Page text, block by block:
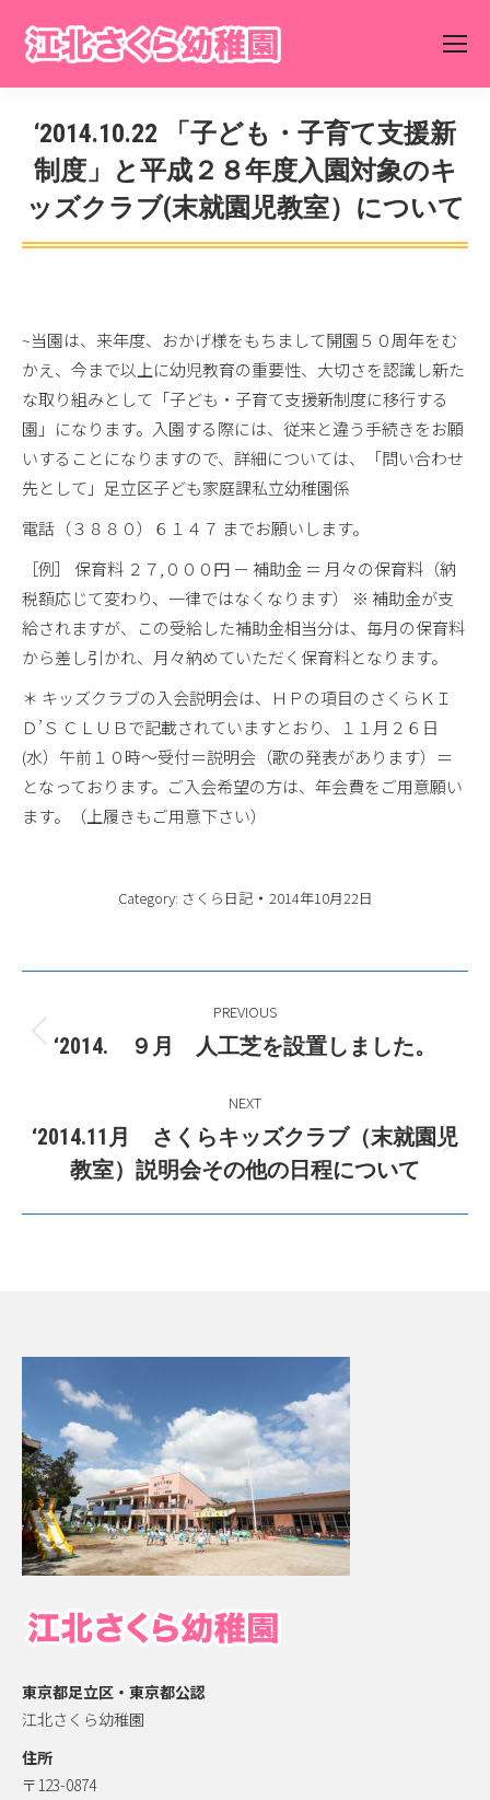
‘2014.10.22 「子ども・子育て支援新
制度」と平成２８年度入園対象のキ
ッズクラブ(末就園児教室）について
You are here:
~当園は、来年度、おかげ様をもちまして開園５０周年をむ
かえ、今まで以上に幼児教育の重要性、大切さを認識し新た
な取り組みとして「子ども・子育て支援新制度に移行する
園」になります。入園する際には、従来と違う手続きをお願
いすることになりますので、詳細については、「問い合わせ
先として」足立区子ども家庭課私立幼稚園係
電話（３８８０）６１４７ までお願いします。
［例］ 保育料 ２７,０００円 － 補助金 ＝ 月々の保育料（納
税額応じて変わり、一律ではなくなります） ※ 補助金が支
給されますが、この受給した補助金相当分は、毎月の保育料
から差し引かれ、月々納めていただく保育料となります。
＊ キッズクラブの入会説明会は、ＨＰの項目のさくらＫＩ
Ｄ’Ｓ ＣＬＵＢで記載されていますとおり、１１月２６日
(水）午前１０時～受付＝説明会（歌の発表があります）＝
となっております。ご入会希望の方は、年会費をご用意願い
ます。（上履きもご用意下さい）
Category: さくら日記 2014年10月22日
navigation
PREVIOUS
Previous
‘2014. ９月 人工芝を設置しました。
NEXT
Next
post:
‘2014.11月 さくらキッズクラブ（末就園児
教室）説明会その他の日程について
東京都足立区・東京都公認
江北さくら幼稚園
住所
〒123-0874